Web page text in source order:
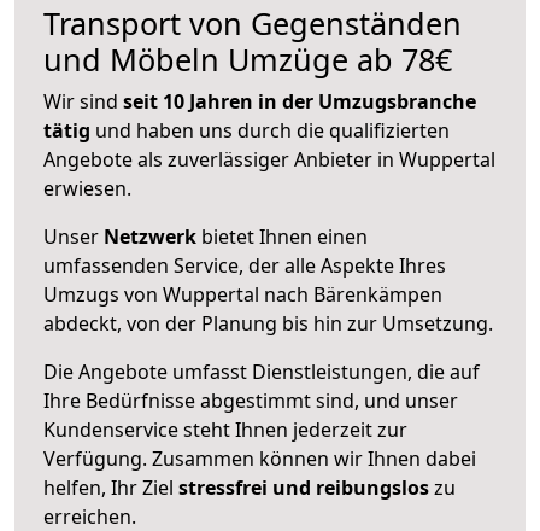
Transport von Gegenständen
und Möbeln Umzüge ab 78€
Wir sind seit 10 Jahren in der Umzugsbranche
tätig und haben uns durch die qualifizierten
Angebote als zuverlässiger Anbieter in Wuppertal
erwiesen.
Unser Netzwerk bietet Ihnen einen
umfassenden Service, der alle Aspekte Ihres
Umzugs von Wuppertal nach Bärenkämpen
abdeckt, von der Planung bis hin zur Umsetzung.
Die Angebote umfasst Dienstleistungen, die auf
Ihre Bedürfnisse abgestimmt sind, und unser
Kundenservice steht Ihnen jederzeit zur
Verfügung. Zusammen können wir Ihnen dabei
helfen, Ihr Ziel stressfrei und reibungsloszu
erreichen.